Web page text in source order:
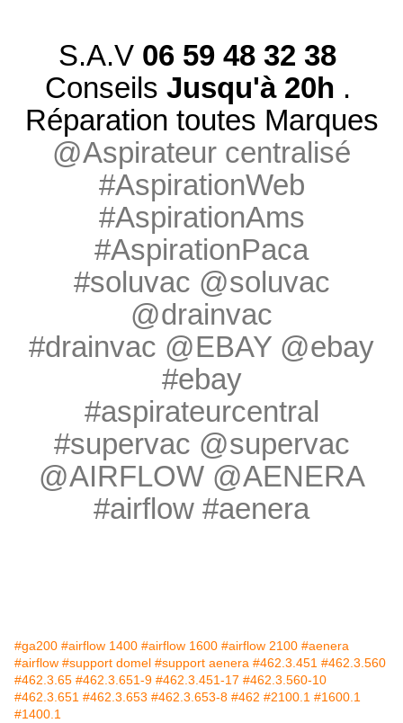
S.A.V 06 59 48 32 38
Conseils Jusqu'à 20h .
Réparation toutes Marques
@Aspirateur centralisé
#AspirationWeb
#AspirationAms
#AspirationPaca
#soluvac @soluvac
@drainvac
#drainvac @EBAY @ebay
#ebay
#aspirateurcentral
#supervac @supervac
@AIRFLOW @AENERA
#airflow #aenera
#ga200 #airflow 1400 #airflow 1600 #airflow 2100 #aenera
#airflow #support domel #support aenera #462.3.451 #462.3.560
#462.3.65 #462.3.651-9 #462.3.451-17 #462.3.560-10
#462.3.651 #462.3.653 #462.3.653-8 #462 #2100.1 #1600.1
#1400.1